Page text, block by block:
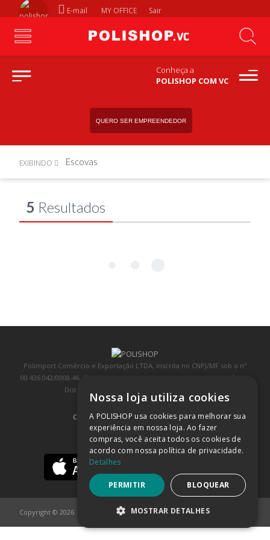
E-mail MY OFFICE Sair
Conheça a
POLISHOP COM VC
QUERO SER EMPREENDEDOR
EXIBINDO Escovas
5 Resultados
Polimport Comércio e Exportação LTDA, inscrita no CNPJ/MF sob o nº
00.436.042/0008-46, IE 407.458.707.103, com sede na Rua Kanebo, nº 175,
Distrito Industrial, Jundiaí/SP, CEP: 13213-090
COMPRA 100% SEGURA (SAIBA MAIS)
BAIXE NOSSO APP
Copyright © 2026
Nossa loja utiliza cookies
A POLISHOP usa cookies para melhorar sua
experiência em nossa loja. Ao fazer
compras, você aceita todos os cookies de
acordo com nossa política de privacidade.
Detalhes
PERMITIR BLOQUEAR
MOSTRAR DETALHES
ESTRITAMENTE NECESSÁRIOS